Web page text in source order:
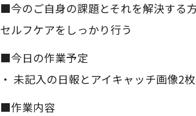
■今のご自身の課題とそれを解決する
セルフケアをしっかり行う
■今日の作業予定
・ 未記入の日報とアイキャッチ画像2
■作業内容